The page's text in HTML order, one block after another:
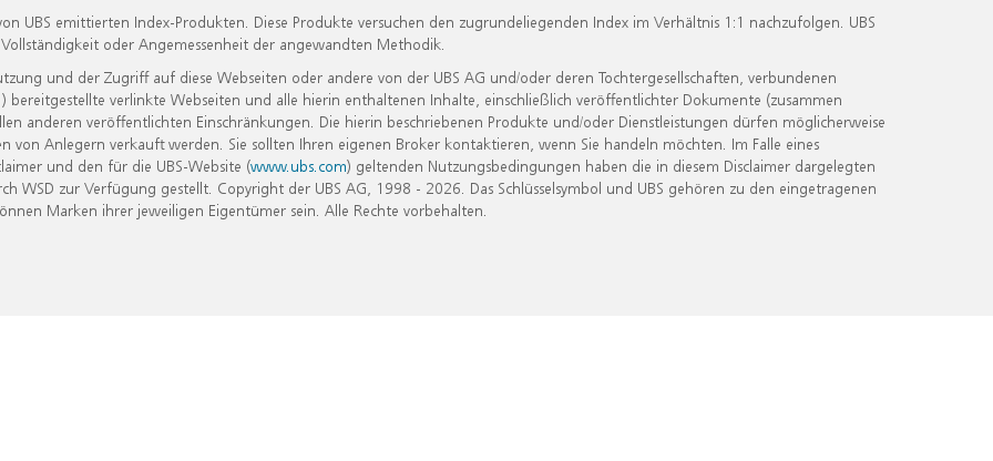
UBS emittierten Index-Produkten. Diese Produkte versuchen den zugrundeliegenden Index im Verhältnis 1:1 nachzufolgen. UBS
oder Angemessenheit der angewandten Methodik.
und der Zugriff auf diese Webseiten oder andere von der UBS AG und/oder deren Tochtergesellschaften, verbundenen
verlinkte Webseiten und alle hierin enthaltenen Inhalte, einschließlich veröffentlichter Dokumente (zusammen
anderen veröffentlichten Einschränkungen. Die hierin beschriebenen Produkte und/oder Dienstleistungen dürfen möglicherweise
Anlegern verkauft werden. Sie sollten Ihren eigenen Broker kontaktieren, wenn Sie handeln möchten. Im Falle eines
und den für die UBS-Website (www.ubs.com) geltenden Nutzungsbedingungen haben die in diesem Disclaimer dargelegten
zur Verfügung gestellt. Copyright der UBS AG, 1998 - 2026. Das Schlüsselsymbol und UBS gehören zu den eingetragenen
Marken ihrer jeweiligen Eigentümer sein. Alle Rechte vorbehalten.